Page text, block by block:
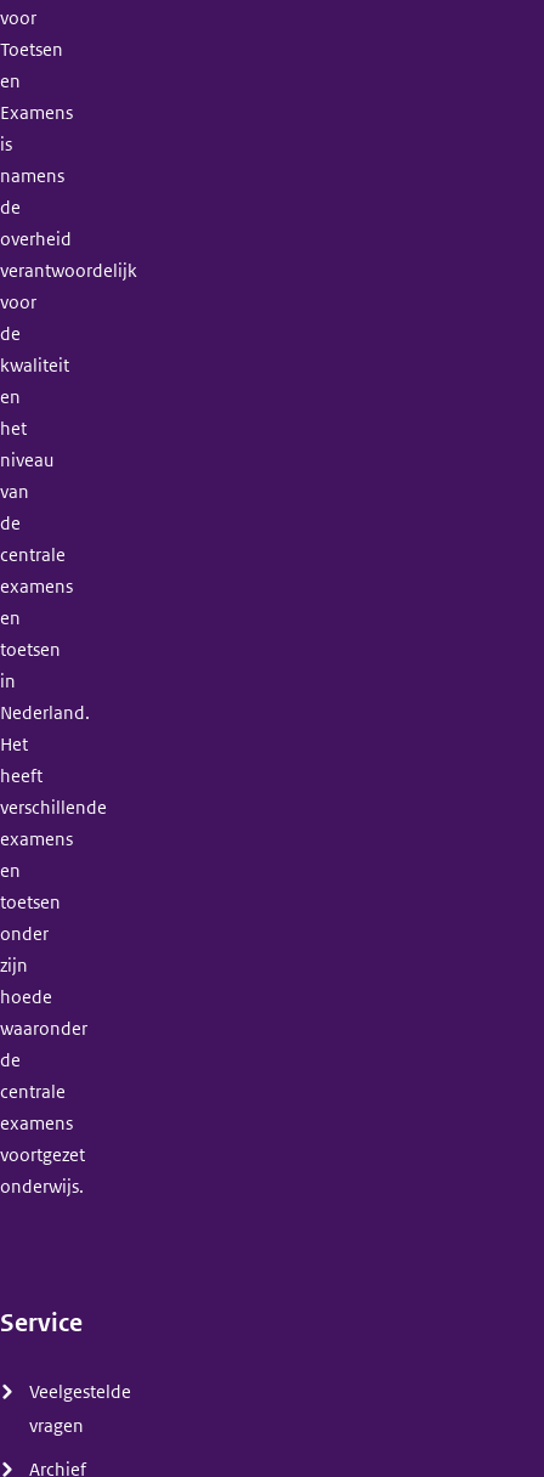
voor
Toetsen
en
Examens
is
namens
de
overheid
verantwoordelijk
voor
de
kwaliteit
en
het
niveau
van
de
centrale
examens
en
toetsen
in
Nederland.
Het
heeft
verschillende
examens
en
toetsen
onder
zijn
hoede
waaronder
de
centrale
examens
voortgezet
onderwijs.
Service
Veelgestelde
vragen
Archief